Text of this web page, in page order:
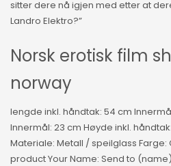
sitter dere nå igjen med etter at
Landro Elektro?”
Norsk erotisk film
norway
lengde inkl. håndtak: 54 cm
Innermål: 23 cm Høyde inkl.
Materiale: Metall / speilglass Farge:
product Your Name: Send to